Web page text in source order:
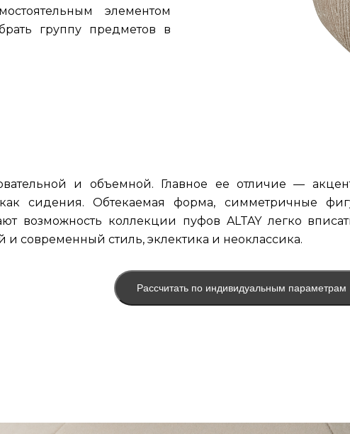
элементом
группу предметов в
и объемной. Главное ее отличие —
сидения. Обтекаемая форма, симметричные
возможность коллекции пуфов ALTAY легко
современный стиль, эклектика и неоклассика.
Рассчитать по индивидуальным параметрам